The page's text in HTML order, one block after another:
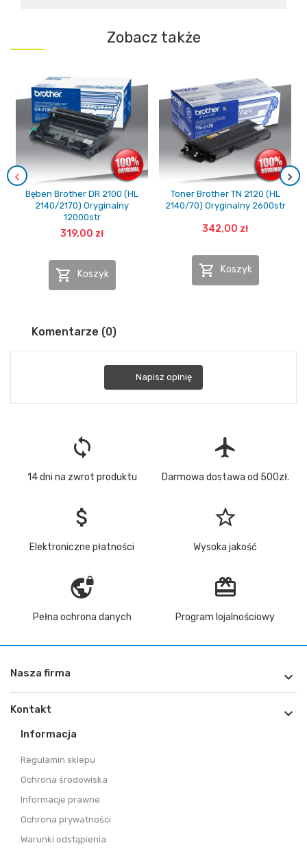
Zobacz także
Bęben Brother DR 2100 (HL
2140/2170) Oryginalny
12000str
319,00 zł
 Koszyk
Toner Brother TN 2120 (HL
2140/70) Oryginalny 2600str
342,00 zł
 Koszyk
Komentarze (0)
Napisz opinię
loop
14 dni na zwrot produktu
flight
Darmowa dostawa od 500zł.
attach_money
Elektroniczne płatności
star_border
Wysoka jakość
vpn_lock
Pełna ochrona danych
redeem
Program lojalnościowy
Nasza firma 
Kontakt 
Informacja
Regulamin sklepu
Ochrona środowiska
Informacje prawne
Ochrona prywatności
Warunki odstąpienia